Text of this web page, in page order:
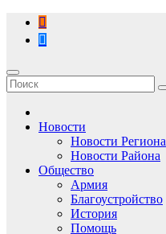
Перейти
содержимому
Новости
Новости Региона
Новости Района
Общество
Армия
Благоустройство
История
Помощь